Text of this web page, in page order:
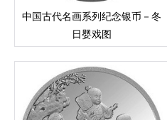
中国古代名画系列纪念银币－冬
日婴戏图